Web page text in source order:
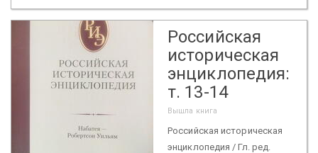
Российская
историческая
энциклопедия:
т. 13-14
Вышла книга
Российская историческая
энциклопедия / Гл. ред.